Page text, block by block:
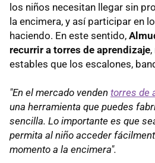
los niños necesitan llegar sin
la encimera, y así participar en
haciendo. En este sentido,
recurrir a torres de aprendizaje
estables que los escalones,
"En el mercado venden torres de
una herramienta que puedes
sencilla. Lo importante es que
permita al niño acceder
momento a la encimera".